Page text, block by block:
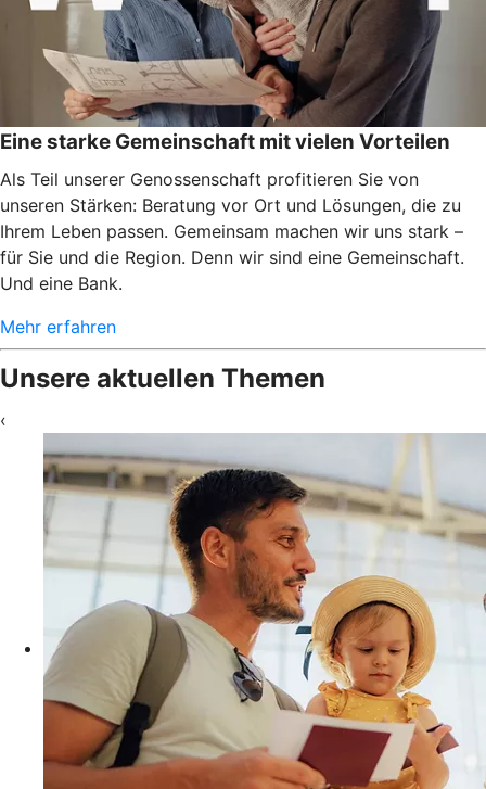
Eine starke Gemeinschaft mit vielen Vorteilen
Als Teil unserer Genossenschaft profitieren Sie von
unseren Stärken: Beratung vor Ort und Lösungen, die zu
Ihrem Leben passen. Gemeinsam machen wir uns stark –
für Sie und die Region. Denn wir sind eine Gemeinschaft.
Und eine Bank.
Mehr erfahren
Unsere aktuellen Themen
‹